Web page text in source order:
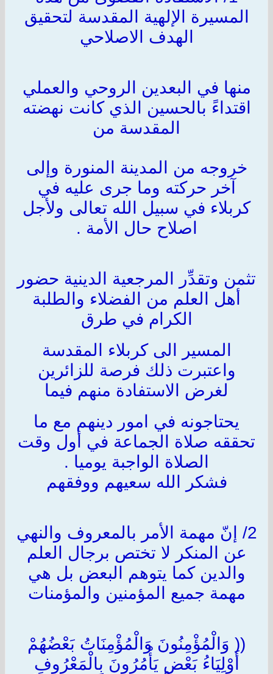
المسيرة الإلهية المقدسة لتحقيق
الهدف الاصلاحي
منها في البعدين الروحي والعملي
اقتداءً بالحسين الذي كانت نهضته
المقدسة من
خروجه من المدينة المنورة وإلى
آخر حركته وما جرى عليه في
كربلاء في سبيل الله تعالى ولأجل
اصلاح حال الأمة .
تثمن وتقدِّر المرجعية الدينية حضور
أهل العلم من الفضلاء والطلبة
الكرام في طرق
المسير الى كربلاء المقدسة
واعتبرت ذلك فرصة للزائرين
لغرض الاستفادة منهم فيما
يحتاجونه في امور دينهم مع ما
تحققه صلاة الجماعة في أول وقت
الصلاة الواجبة يوميا .
فشكر الله سعيهم ووفقهم
2/ إنّ مهمة الأمر بالمعروف والنهي
عن المنكر لا تختص برجال العلم
والدين كما يتوهم البعض بل هي
مهمة جميع المؤمنين والمؤمنات
(( وَالْمُؤْمِنُونَ وَالْمُؤْمِنَاتُ بَعْضُهُمْ
أَوْلِيَاءُ بَعْضٍ يَأْمُرُونَ بِالْمَعْرُوفِ